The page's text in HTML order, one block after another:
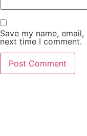
Save my name,
next time I comment.